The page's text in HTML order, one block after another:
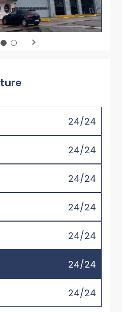
24/24
24/24
24/24
24/24
24/24
24/24
24/24